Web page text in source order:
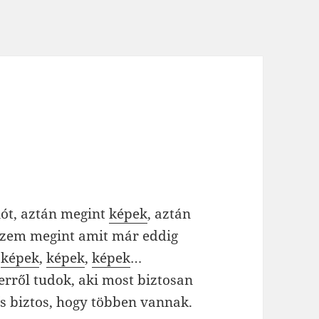
aztán megintképek, aztán
megint amit már eddig
képek,képek,képek…
tudok, aki most biztosan
biztos, hogy többen vannak.